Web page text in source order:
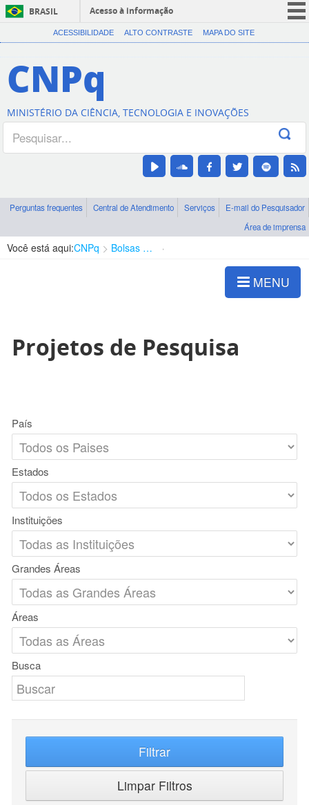
BRASIL
Acesso à informação
CORONAVÍRUS (COVID-19)
Canais
ACESSIBILIDADE ALTO CONTRASTE MAPA DO SITE
CNPq
MINISTÉRIO DA CIÊNCIA, TECNOLOGIA E INOVAÇÕES
Perguntas frequentes Central de Atendimento Serviços
E-mail do Pesquisador
Área de imprensa
Você está aqui:CNPq Bolsas e Auxílios Vigentes
MENU
Projetos de Pesquisa
País
Estados
Instituições
Grandes Áreas
Áreas
Busca
Filtrar
Limpar Filtros